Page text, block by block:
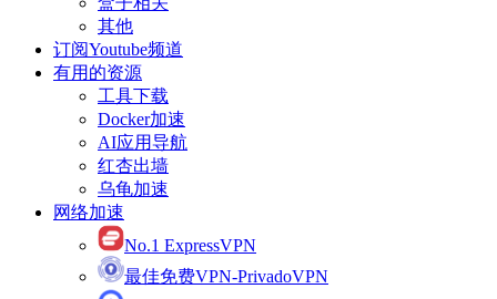
其他
订阅Youtube频道
有用的资源
工具下载
Docker加速
AI应用导航
红杏出墙
乌龟加速
网络加速
No.1 ExpressVPN
最佳免费VPN-PrivadoVPN